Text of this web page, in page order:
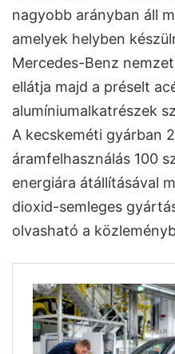
nagyobb arányban áll
amelyek helyben
Mercedes-Benz
ellátja majd a préselt
alumíniumalkatrészek
A kecskeméti gyárban
áramfelhasználás 100
energiára átállításával
dioxid-semleges
olvasható a